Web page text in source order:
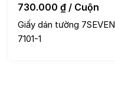
730.000 ₫ / Cuộn
Giấy dán tường 7SEVEN
7101-1